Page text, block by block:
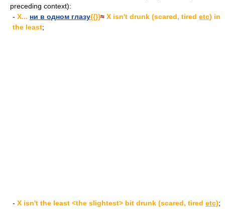
preceding context):
- X... ни в одном глазу{{}}≈ X isn't drunk (scared, tired etc) in
the least;
- X isn't the least <the slightest> bit drunk (scared, tired etc);